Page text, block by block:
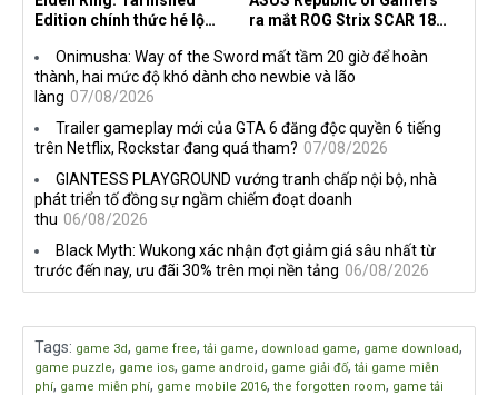
Edition chính thức hé lộ
ra mắt ROG Strix SCAR 18
Onimusha: Way of the Sword mất tầm 20 giờ để hoàn
thành, hai mức độ khó dành cho newbie và lão
làng 07/08/2026
Trailer gameplay mới của GTA 6 đăng độc quyền 6 tiếng
trên Netflix, Rockstar đang quá tham? 07/08/2026
GIANTESS PLAYGROUND vướng tranh chấp nội bộ, nhà
phát triển tố đồng sự ngầm chiếm đoạt doanh
thu 06/08/2026
Black Myth: Wukong xác nhận đợt giảm giá sâu nhất từ
trước đến nay, ưu đãi 30% trên mọi nền tảng 06/08/2026
Tags: game 3d, game free, tải game, download game, game download,
game puzzle, game ios, game android, game giải đố, tải game miễn
phí, game miễn phí, game mobile 2016, the forgotten room, game tải